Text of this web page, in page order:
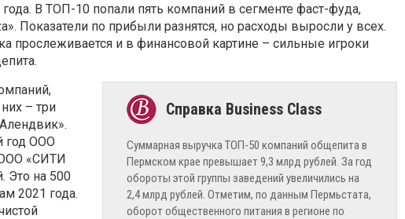
В ТОП-10 попали пять компаний в сегменте фаст-фуда,
Показатели по прибыли разнятся, но расходы выросли у всех.
прослеживается и в финансовой картине – сильные игроки
Суммарная выручка ТОП-50 компаний общепита в
Пермском крае превышает 9,3 млрд рублей. За год
обороты этой группы заведений увеличились на
2,4 млрд рублей. Отметим, по данным Пермьстата,
оборот общественного питания в регионе по
– три
год ООО
«СИТИ
Это на 500
2021 года.